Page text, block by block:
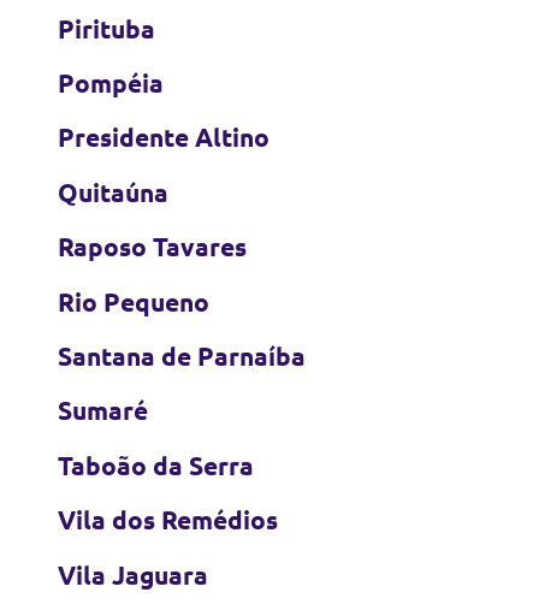
Pirituba
Pompéia
Presidente Altino
Quitaúna
Raposo Tavares
Rio Pequeno
Santana de Parnaíba
Sumaré
Taboão da Serra
Vila dos Remédios
Vila Jaguara